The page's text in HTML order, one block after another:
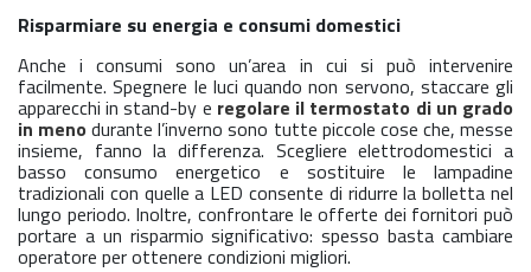
Risparmiare su energia e consumi domestici
Anche i consumi sono un’area in cui si può intervenire
facilmente. Spegnere le luci quando non servono, staccare gli
apparecchi in stand-by e regolare il termostato di un grado
in meno durante l’inverno sono tutte piccole cose che, messe
insieme, fanno la differenza. Scegliere elettrodomestici a
basso consumo energetico e sostituire le lampadine
tradizionali con quelle a LED consente di ridurre la bolletta nel
lungo periodo. Inoltre, confrontare le offerte dei fornitori può
portare a un risparmio significativo: spesso basta cambiare
operatore per ottenere condizioni migliori.